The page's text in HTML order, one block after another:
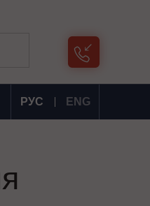
РУС ENG